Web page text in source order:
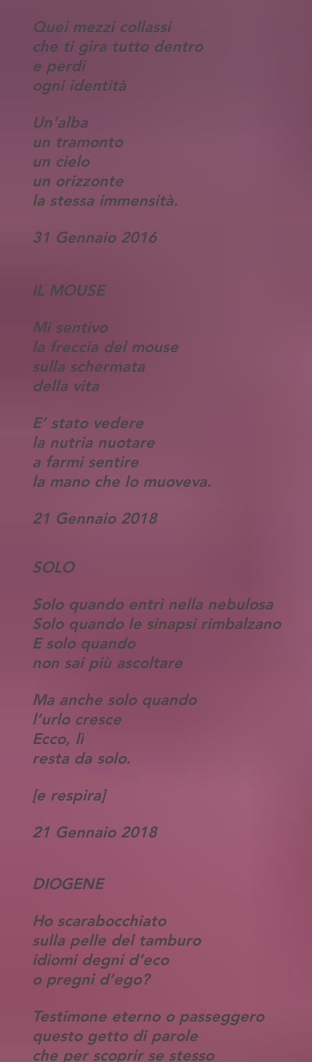
Quei mezzi collassi
che ti gira tutto dentro
e perdi
ogni identità
Un’alba
un tramonto
un cielo
un orizzonte
la stessa immensità.
31 Gennaio 2016
IL MOUSE
Mi sentivo
la freccia del mouse
sulla schermata
della vita
E’ stato vedere
la nutria nuotare
a farmi sentire
la mano che lo muoveva.
21 Gennaio 2018
SOLO
Solo quando entri nella nebulosa
Solo quando le sinapsi rimbalzano
E solo quando
non sai più ascoltare
Ma anche solo quando
l’urlo cresce
Ecco, lì
resta da solo.
[e respira]
21 Gennaio 2018
DIOGENE
Ho scarabocchiato
sulla pelle del tamburo
idiomi degni d’eco
o pregni d’ego?
Testimone eterno o passeggero
questo getto di parole
che per scoprir se stesso